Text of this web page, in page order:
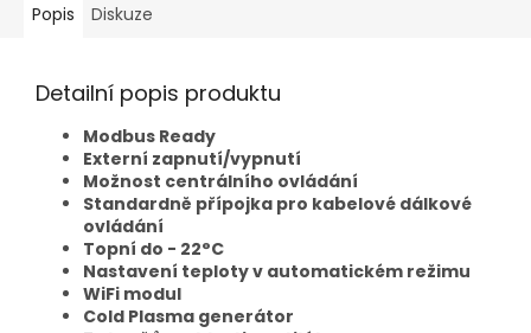
Popis Diskuze
Detailní popis produktu
Modbus Ready
Externí zapnutí/vypnutí
Možnost centrálního ovládání
Standardně přípojka pro kabelové dálkové
ovládání
Topní do - 22°C
Nastavení teploty v automatickém režimu
WiFi modul
Cold Plasma generátor